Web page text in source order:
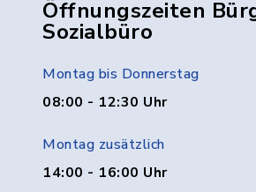
Öffnungszeiten
Sozialbüro
Montag bis Donnerstag
08:00 - 12:30 Uhr
Montag zusätzlich
14:00 - 16:00 Uhr